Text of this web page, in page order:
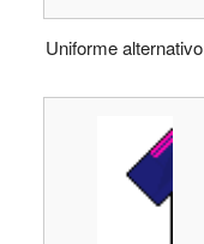
Uniforme alternativo